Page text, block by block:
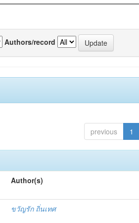
Authors/record
previous 1
Author(s)
ขวัญรัก ถิ่นเทศ